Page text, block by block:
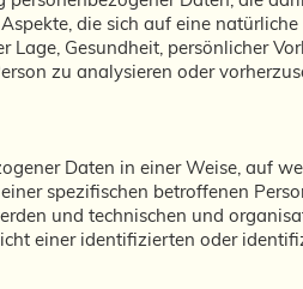
die sich auf eine
Gesundheit, persönlicher
zu analysieren oder
Daten in einer Weise, auf
spezifischen betroffenen
und technischen und
einer identifizierten oder